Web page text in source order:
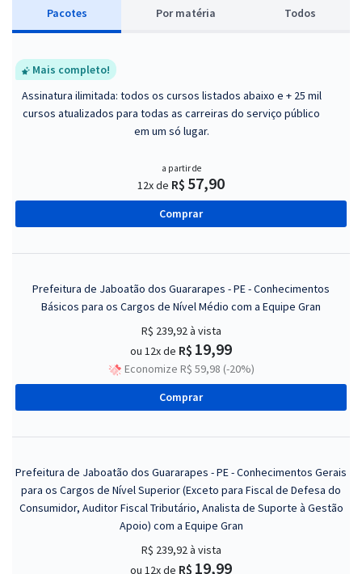
Pacotes Por matéria Todos
Mais completo!
Assinatura ilimitada: todos os cursos listados abaixo e + 25 mil
cursos atualizados para todas as carreiras do serviço público
em um só lugar.
a partir de
12x de R$ 57,90
Comprar
Prefeitura de Jaboatão dos Guararapes - PE - Conhecimentos
Básicos para os Cargos de Nível Médio com a Equipe Gran
R$ 239,92à vista
ou 12x de R$ 19,99
Economize R$ 59,98 (-20%)
Comprar
Prefeitura de Jaboatão dos Guararapes - PE - Conhecimentos Gerais
para os Cargos de Nível Superior (Exceto para Fiscal de Defesa do
Consumidor, Auditor Fiscal Tributário, Analista de Suporte à Gestão
Apoio) com a Equipe Gran
R$ 239,92à vista
ou 12x de R$ 19,99